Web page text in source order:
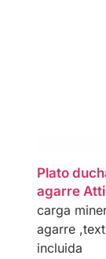
Plato
agarre
carga
agarre
incluida